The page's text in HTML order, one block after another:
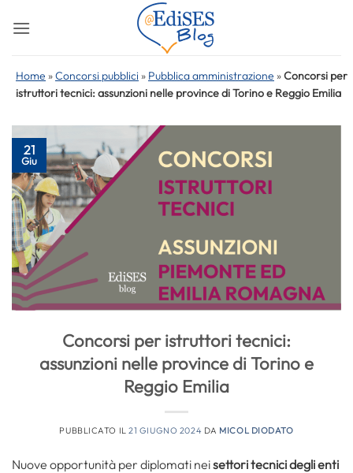
Home »Concorsi pubblici » Pubblica amministrazione »Concorsi per
istruttori tecnici: assunzioni nelle province di Torino e Reggio Emilia
21
Giu
Concorsi per istruttori tecnici:
assunzioni nelle province di Torino e
Reggio Emilia
PUBBLICATO IL21 GIUGNO 2024 DA MICOL DIODATO
Nuove opportunità per diplomati neisettori tecnici degli enti